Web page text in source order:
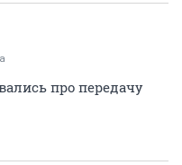
про передачу